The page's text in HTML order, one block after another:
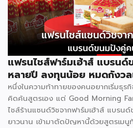
ประสบการณ์ด้านการสอนมาก่อนก็สามา
วิชาได้ รู้จัก Bright Up Kids ก่อนตัด
เป็นแฟรนไชส์การศึกษาที่มีหลักสูตรคร
วิชาหลักอย่างคณิตศาสตร์ วิทยาศาสตร์
วิชาที่ผู้ปกครองส่วนใหญ่ให้ความสำคัญ
จุดแข็งที่ทำให้แบรนด์ได้รับความเชื่อถื
[…]
แฟรนไชส์ฟาร์มเฮ้าส์ แบรน
หลายปี ลงทุนน้อย หมดกังว
หนึ่งในความท้าทายของคนอยากเริ่มธุร
คิดค้นสูตรเอง แต่ Good Morning
ไชส์ร้านแซนด์วิชจากฟาร์มเฮ้าส์ แบรน
ยาวนาน เข้ามาตัดปัญหานี้ด้วยสูตรเมนู